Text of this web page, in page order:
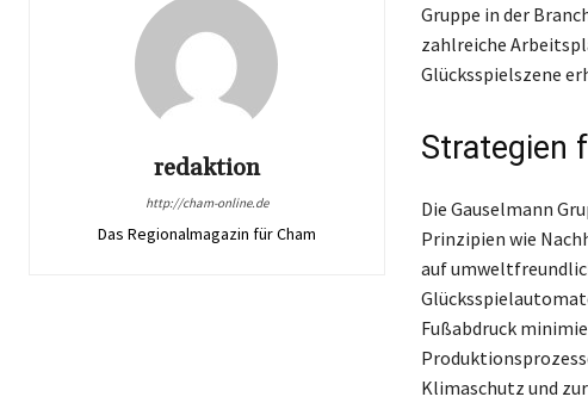
redaktion
http://cham-online.de
Das Regionalmagazin für Cham
Gruppe in der
zahlreiche
Glücksspielszene
Strategien
Die Gauselmann
Prinzipien wie
auf
Fußabdruck
Klimaschutz und